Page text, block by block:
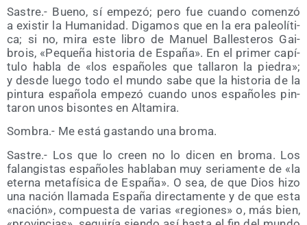
Sas­tre.- Bueno, sí empe­zó; pero fue cuan­do comen­zó
a exis­tir la Huma­ni­dad. Diga­mos que en la era paleo­lí­ti­
ca; si no, mira este libro de Manuel Balles­te­ros Gai­
brois, «Peque­ña his­to­ria de Espa­ña». En el pri­mer capí­
tu­lo habla de «los espa­ño­les que talla­ron la pie­dra»;
y des­de lue­go todo el mun­do sabe que la his­to­ria de la
pin­tu­ra espa­ño­la empe­zó cuan­do unos espa­ño­les pin­
ta­ron unos bison­tes en Altamira.
Som­bra.- Me está gas­tan­do una broma.
Sas­tre.- Los que lo creen no lo dicen en bro­ma. Los
falan­gis­tas espa­ño­les habla­ban muy seria­men­te de «la
eter­na meta­fí­si­ca de Espa­ña». O sea, de que Dios hizo
una nación lla­ma­da Espa­ña direc­ta­men­te y de que esta
«nación», com­pues­ta de varias «regio­nes» o, más bien,